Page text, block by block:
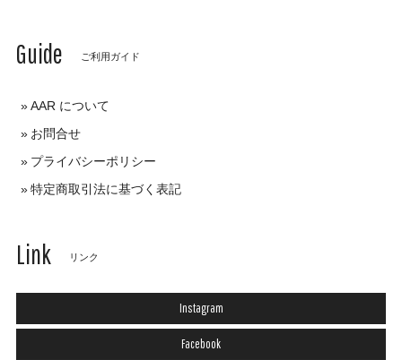
Guide ご利用ガイド
AAR について
お問合せ
プライバシーポリシー
特定商取引法に基づく表記
Link リンク
Instagram
Facebook